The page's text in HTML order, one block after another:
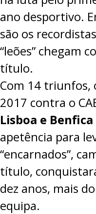
LIGA BETCLIC
LIGA BETCLIC
ano desportivo.
são os
“leões” chegam
título.
Com 14 triunfos,
2017 contra o
Lisboa e Benfica
apetência para
“encarnados”,
título,
dez anos, mais
equipa.